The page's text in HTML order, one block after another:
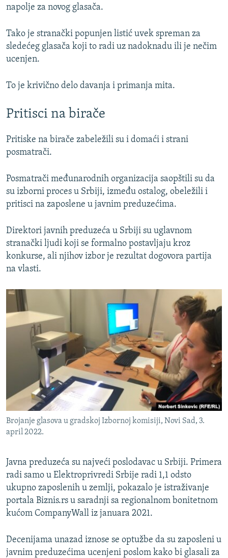
napolje za novog glasača.
Tako je stranački popunjen listić uvek spreman za
sledećeg glasača koji to radi uz nadoknadu ili je nečim
ucenjen.
To je krivično delo davanja i primanja mita.
Pritisci na birače
Pritiske na birače zabeležili su i domaći i strani
posmatrači.
Posmatrači međunarodnih organizacija saopštili su da
su izborni proces u Srbiji, između ostalog, obeležili i
pritisci na zaposlene u javnim preduzećima.
Direktori javnih preduzeća u Srbiji su uglavnom
stranački ljudi koji se formalno postavljaju kroz
konkurse, ali njihov izbor je rezultat dogovora partija
na vlasti.
Brojanje glasova u gradskoj Izbornoj komisiji, Novi Sad, 3.
april 2022.
Javna preduzeća su najveći poslodavac u Srbiji. Primera
radi samo u Elektroprivredi Srbije radi 1,1 odsto
ukupno zaposlenih u zemlji, pokazalo je istraživanje
portala Biznis.rs u saradnji sa regionalnom bonitetnom
kućom CompanyWall iz januara 2021.
Decenijama unazad iznose se optužbe da su zaposleni u
javnim preduzećima ucenjeni poslom kako bi glasali za